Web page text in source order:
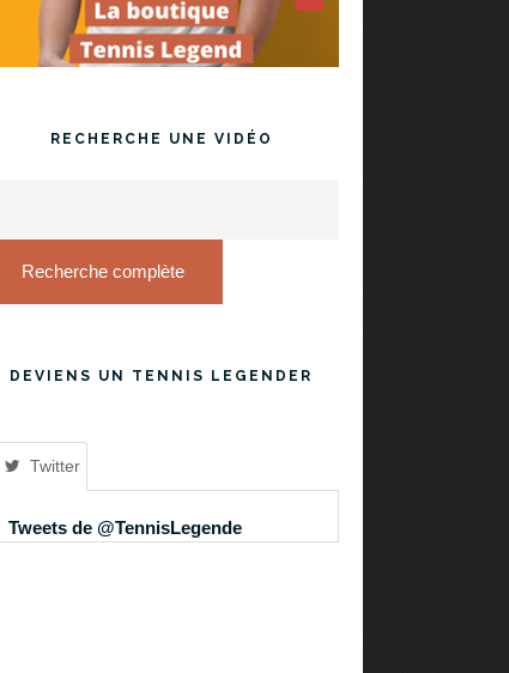
RECHERCHE UNE VIDÉO
Recherche complète
DEVIENS UN TENNIS LEGENDER
Twitter
Tweets de @TennisLegende